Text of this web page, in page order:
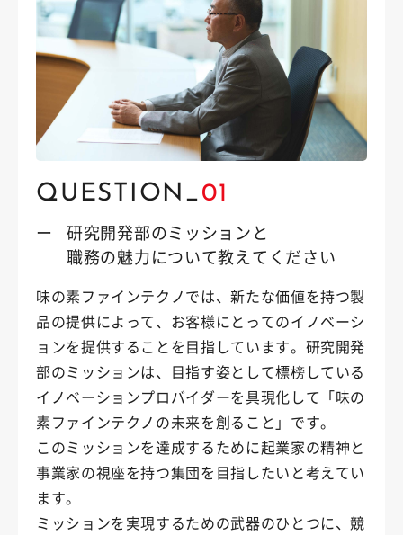
QUESTION_01
ー
研究開発部のミッションと
職務の魅力について教えてください
味の素ファインテクノでは、新たな価値を持つ製
品の提供によって、お客様にとってのイノベーシ
ョンを提供することを目指しています。研究開発
部のミッションは、目指す姿として標榜している
イノベーションプロバイダーを具現化して「味の
素ファインテクノの未来を創ること」です。
このミッションを達成するために起業家の精神と
事業家の視座を持つ集団を目指したいと考えてい
ます。
ミッションを実現するための武器のひとつに、競